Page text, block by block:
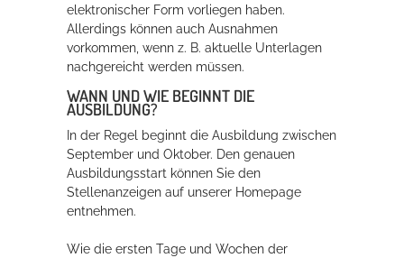
elektronischer Form vorliegen haben.
Allerdings können auch Ausnahmen
vorkommen, wenn z. B. aktuelle Unterlagen
nachgereicht werden müssen.
WANN UND WIE BEGINNT DIE
AUSBILDUNG?
In der Regel beginnt die Ausbildung zwischen
September und Oktober. Den genauen
Ausbildungsstart können Sie den
Stellenanzeigen auf unserer Homepage
entnehmen.
Wie die ersten Tage und Wochen der